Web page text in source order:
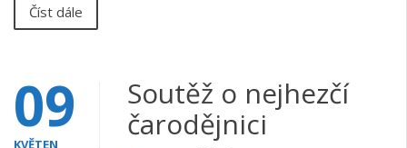
Číst dále
09
KVĚTEN
Soutěž o nejhezčí
čarodějnici